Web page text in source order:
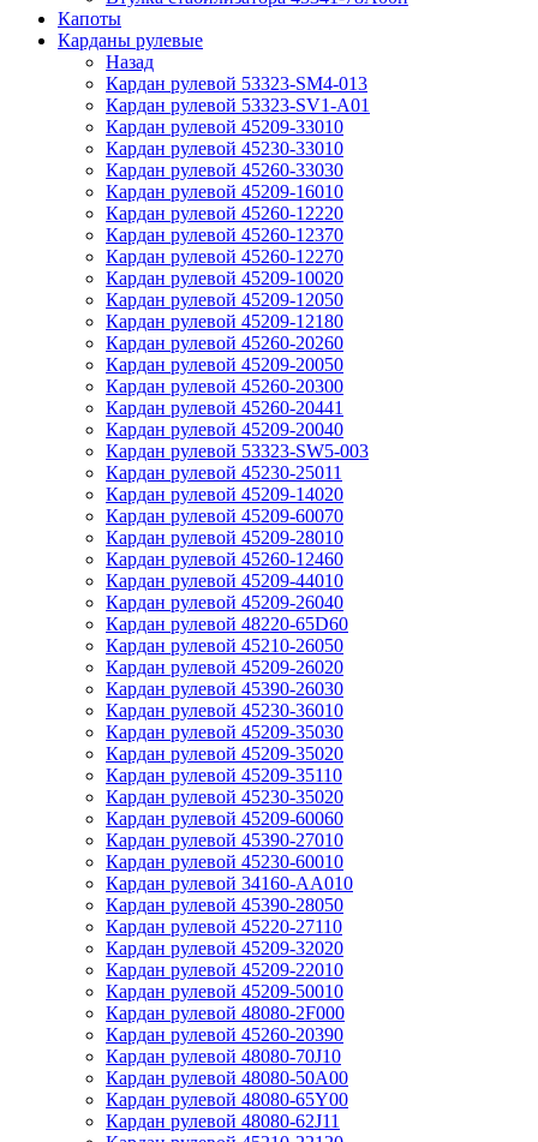
Капоты
Карданы рулевые
Назад
Кардан рулевой 53323-SM4-013
Кардан рулевой 53323-SV1-A01
Кардан рулевой 45209-33010
Кардан рулевой 45230-33010
Кардан рулевой 45260-33030
Кардан рулевой 45209-16010
Кардан рулевой 45260-12220
Кардан рулевой 45260-12370
Кардан рулевой 45260-12270
Кардан рулевой 45209-10020
Кардан рулевой 45209-12050
Кардан рулевой 45209-12180
Кардан рулевой 45260-20260
Кардан рулевой 45209-20050
Кардан рулевой 45260-20300
Кардан рулевой 45260-20441
Кардан рулевой 45209-20040
Кардан рулевой 53323-SW5-003
Кардан рулевой 45230-25011
Кардан рулевой 45209-14020
Кардан рулевой 45209-60070
Кардан рулевой 45209-28010
Кардан рулевой 45260-12460
Кардан рулевой 45209-44010
Кардан рулевой 45209-26040
Кардан рулевой 48220-65D60
Кардан рулевой 45210-26050
Кардан рулевой 45209-26020
Кардан рулевой 45390-26030
Кардан рулевой 45230-36010
Кардан рулевой 45209-35030
Кардан рулевой 45209-35020
Кардан рулевой 45209-35110
Кардан рулевой 45230-35020
Кардан рулевой 45209-60060
Кардан рулевой 45390-27010
Кардан рулевой 45230-60010
Кардан рулевой 34160-AA010
Кардан рулевой 45390-28050
Кардан рулевой 45220-27110
Кардан рулевой 45209-32020
Кардан рулевой 45209-22010
Кардан рулевой 45209-50010
Кардан рулевой 48080-2F000
Кардан рулевой 45260-20390
Кардан рулевой 48080-70J10
Кардан рулевой 48080-50A00
Кардан рулевой 48080-65Y00
Кардан рулевой 48080-62J11